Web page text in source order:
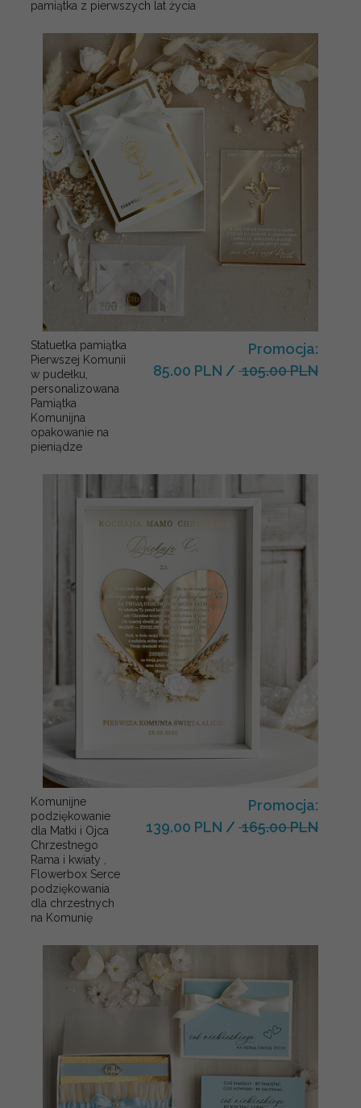
pamiątka z pierwszych lat życia
Statuetka pamiątka
Pierwszej Komunii
w pudełku,
personalizowana
Pamiątka
Komunijna
opakowanie na
pieniądze
Promocja:
85.00 PLN / 105.00 PLN
Komunijne
podziękowanie
dla Matki i Ojca
Chrzestnego
Rama i kwiaty ,
Flowerbox Serce
podziękowania
dla chrzestnych
na Komunię
Promocja:
139.00 PLN / 165.00 PLN